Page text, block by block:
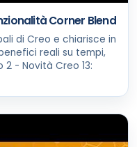
Corner Blend
di Creo e chiarisce in
reali su tempi,
- Novità Creo 13: